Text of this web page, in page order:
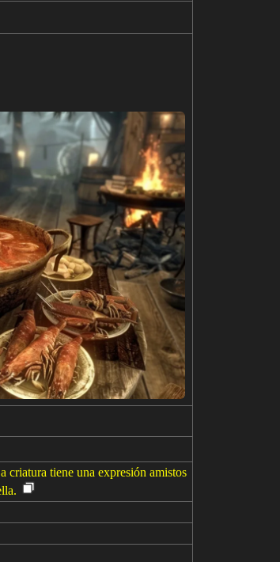
criatura tiene una expresión amistos